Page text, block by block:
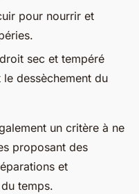
pour nourrir et
sec et tempéré
dessèchement du
un critère à ne
proposant des
et
temps.